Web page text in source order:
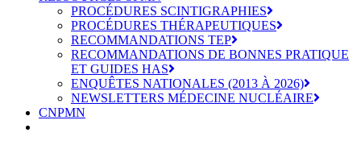
PROCÉDURES SCINTIGRAPHIES
PROCÉDURES THÉRAPEUTIQUES
RECOMMANDATIONS TEP
RECOMMANDATIONS DE BONNES PRATIQUE
ET GUIDES HAS
ENQUÊTES NATIONALES (2013 À 2026)
NEWSLETTERS MÉDECINE NUCLÉAIRE
CNPMN